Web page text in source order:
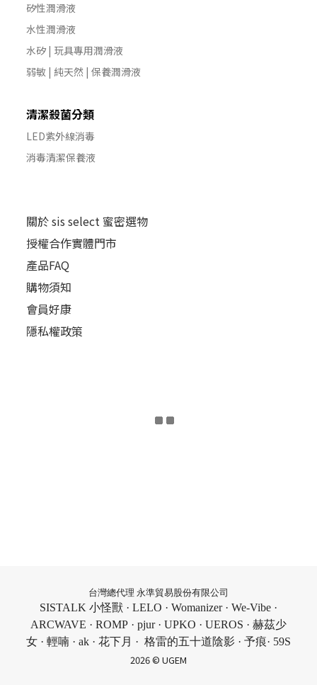
矽性潤滑液
水性潤滑液
水矽 | 玩具專用潤滑液
弱敏 | 純天然 | 保養潤滑液
清潔殺菌分類
LED紫外線消毒
消毒清潔保養液
關於 sis select 蜜密選物
授權合作實體門市
產品FAQ
購物須知
會員好康
隱私權政策
台灣總代理 永準貿易股份有限公司
SISTALK 小怪獸 · LELO · Womanizer · We-Vibe ·
ARCWAVE · ROMP · pjur · UPKO · UEROS · 赫茲少
女 · 輕喃 · ak · 花下月 · 格雷的五十道陰影 · 予痕· 59S
2026 © UGEM